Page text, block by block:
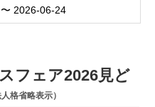
2026-06-24
フェア2026見ど
格省略表示）